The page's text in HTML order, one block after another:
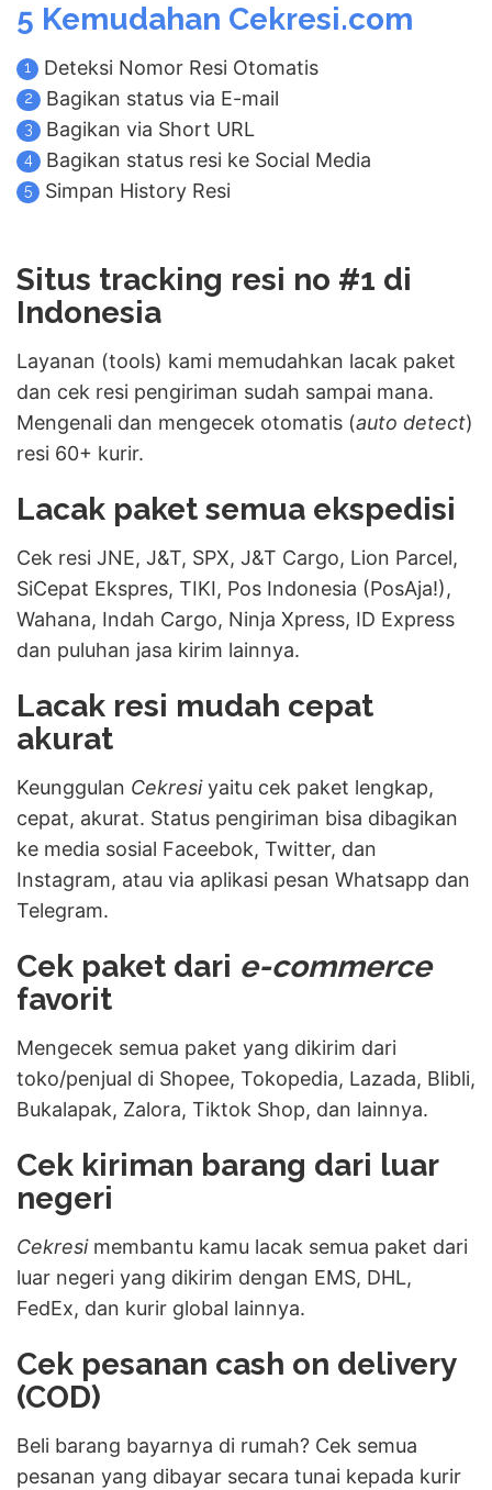
5 Kemudahan Cekresi.com
1 Deteksi Nomor Resi Otomatis
2 Bagikan status via E-mail
3 Bagikan via Short URL
4 Bagikan status resi ke Social Media
5 Simpan History Resi
Situs tracking resi no #1 di
Indonesia
Layanan (tools) kami memudahkan lacak paket
dan cek resi pengiriman sudah sampai mana.
Mengenali dan mengecek otomatis (auto detect)
resi 60+ kurir.
Lacak paket semua ekspedisi
Cek resi JNE, J&T, SPX, J&T Cargo, Lion Parcel,
SiCepat Ekspres, TIKI, Pos Indonesia (PosAja!),
Wahana, Indah Cargo, Ninja Xpress, ID Express
dan puluhan jasa kirim lainnya.
Lacak resi mudah cepat
akurat
Keunggulan Cekresiyaitu cek paket lengkap,
cepat, akurat. Status pengiriman bisa dibagikan
ke media sosial Faceebok, Twitter, dan
Instagram, atau via aplikasi pesan Whatsapp dan
Telegram.
Cek paket dari e-commerce
favorit
Mengecek semua paket yang dikirim dari
toko/penjual di Shopee, Tokopedia, Lazada, Blibli,
Bukalapak, Zalora, Tiktok Shop, dan lainnya.
Cek kiriman barang dari luar
negeri
Cekresimembantu kamu lacak semua paket dari
luar negeri yang dikirim dengan EMS, DHL,
FedEx, dan kurir global lainnya.
Cek pesanan cash on delivery
(COD)
Beli barang bayarnya di rumah? Cek semua
pesanan yang dibayar secara tunai kepada kurir